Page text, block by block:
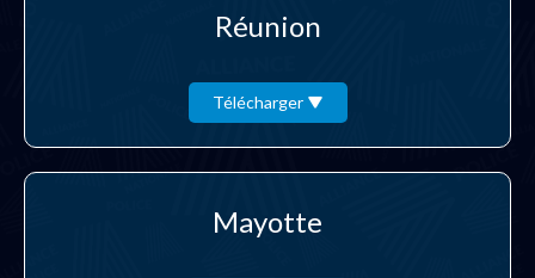
Réunion
Télécharger
Mayotte